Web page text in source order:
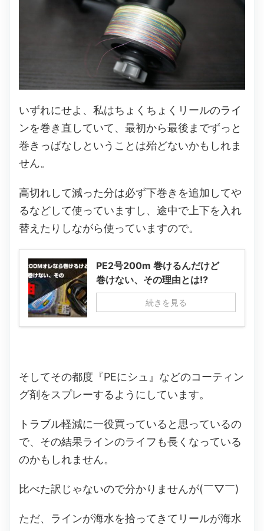
いずれにせよ、私はちょくちょくリールのライ
ンを巻き直していて、最初から最後までずっと
巻きっぱなしということは殆どないかもしれま
せん。
高切れして減った分は必ず下巻きを追加してや
るなどして使っていますし、途中で上下を入れ
替えたりしながら使っていますので。
PE2号200m 巻けるんだけど
巻けない、その理由とは⁉
続きを見る
そしてその都度『PEにシュ』などのコーティン
グ剤をスプレーするようにしています。
トラブル軽減に一役買っていると思っているの
で、その結果ラインのライフも長くなっている
のかもしれません。
比べた訳じゃないので分かりませんが(￣▽￣)
ただ、ラインが海水を拾ってきてリールが海水